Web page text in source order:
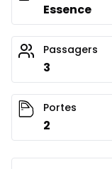
Essence
Passagers
3
Portes
2